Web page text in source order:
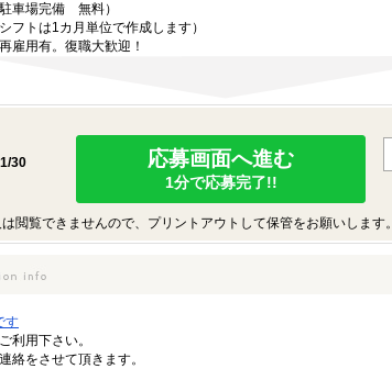
車場完備 無料）
フトは1カ月単位で作成します）
雇用有。復職大歓迎！
30
応募画面へ進む
1分で応募完了!!
閲覧できませんので、プリントアウトして保管をお願いします。
す
利用下さい。
絡をさせて頂きます。